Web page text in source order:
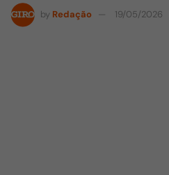
by Redação 19/05/2026